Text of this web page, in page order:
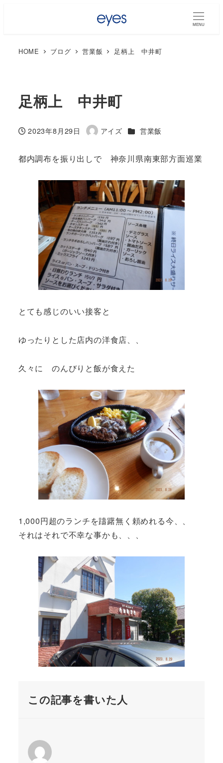
MENU
HOME ブログ 営業飯 足柄上 中井町
足柄上 中井町
投稿日
2023年8月29日
著
アイズ カテゴリー
営業飯
都内調布を振り出しで 神奈川県南東部方面巡業
とても感じのいい接客と
ゆったりとした店内の洋食店、、
久々に のんびりと飯が食えた
1,000円超のランチを躊躇無く頼めれる今、、
それはそれで不幸な事かも、、、
この記事を書いた人